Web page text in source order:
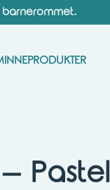
barnerommet.
Pastell